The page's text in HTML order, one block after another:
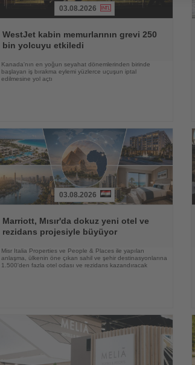
Oku
03.08.2026
WestJet kabin memurlarının grevi 250
bin yolcuyu etkiledi
Kanada'nın en yoğun seyahat dönemlerinden birinde
başlayan iş bırakma eylemi yüzlerce uçuşun iptal
edilmesine yol açtı
Oku
03.08.2026
Marriott, Mısır'da dokuz yeni otel ve
rezidans projesiyle büyüyor
Misr Italia Properties ve People & Places ile yapılan
anlaşma, ülkenin öne çıkan sahil ve şehir destinasyonlarına
1.500'den fazla otel odası ve rezidans kazandıracak